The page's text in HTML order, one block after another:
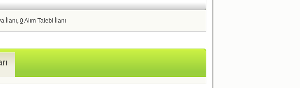
İlanı, 0Alım Talebi İlanı